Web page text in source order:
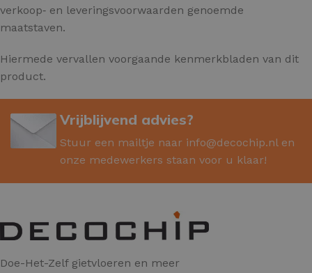
verkoop‑ en leveringsvoorwaarden genoemde
maatstaven.
Hiermede vervallen voorgaande kenmerkbladen van dit
product.
Vrijblijvend advies?
Stuur een mailtje naar info@decochip.nlen
onze medewerkers staan voor u klaar!
Doe-Het-Zelf gietvloeren en meer